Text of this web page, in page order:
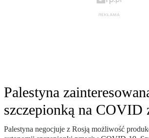
Palestyna
szczepionką na COVID
Palestyna negocjuje z Rosją możliwość